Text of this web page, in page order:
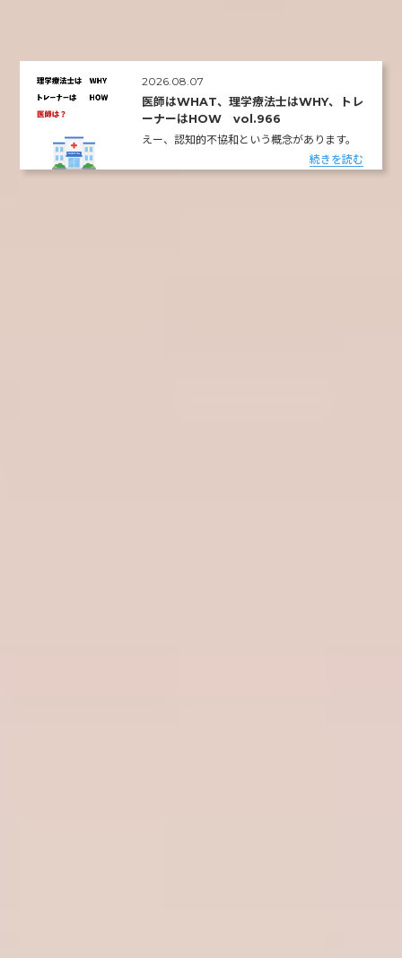
2026.08.07
医師はWHAT、理学療法士はWHY、トレ
ーナーはHOW vol.966
えー、認知的不協和という概念があります。
続きを読む